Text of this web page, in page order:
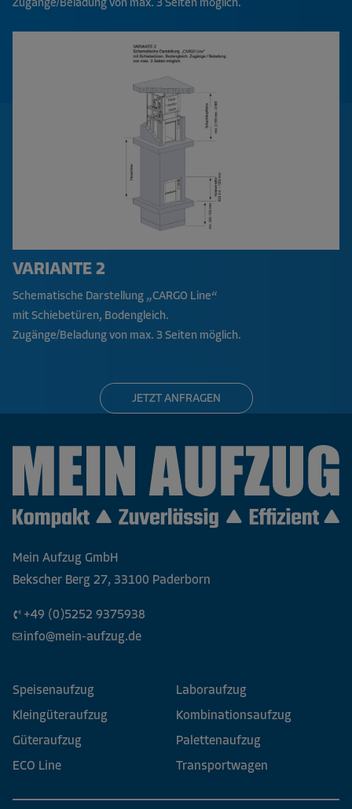
VARIANTE 2
Schematische Darstellung „CARGO Line“
mit Schiebetüren, Bodengleich.
Zugänge/Beladung von max. 3 Seiten möglich.
JETZT ANFRAGEN
Mein Aufzug GmbH
Bekscher Berg 27, 33100 Paderborn
+49 (0)5252 9375938
info@mein-aufzug.de
Speisenaufzug
Laboraufzug
Kleingüteraufzug
Kombinationsaufzug
Güteraufzug
Palettenaufzug
ECO Line
Transportwagen